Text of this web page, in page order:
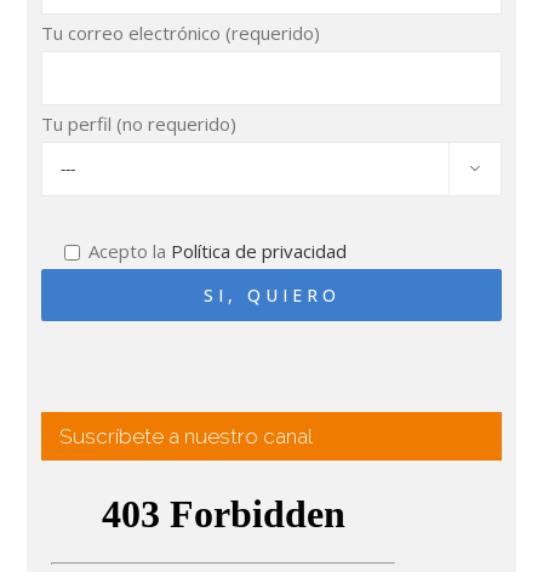
Tu correo electrónico (requerido)
Tu perfil (no requerido)

Acepto la Política de privacidad
Suscríbete a nuestro canal